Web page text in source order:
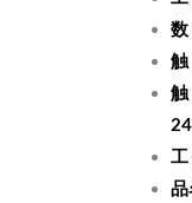
数
触
触
工
品